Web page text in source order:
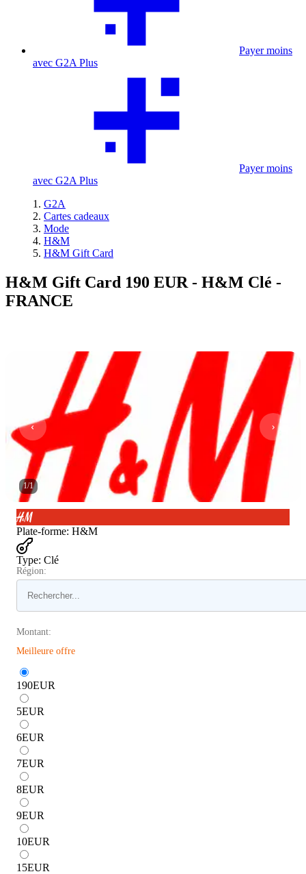
Payer moins
avec G2A Plus
Payer moins
avec G2A Plus
G2A
Cartes cadeaux
Mode
H&M
H&M Gift Card
H&M Gift Card 190 EUR - H&M Clé -
FRANCE
1/1
Plate-forme: H&M
Type: Clé
Région:
Montant:
Meilleure offre
190EUR
5EUR
6EUR
7EUR
8EUR
9EUR
10EUR
15EUR